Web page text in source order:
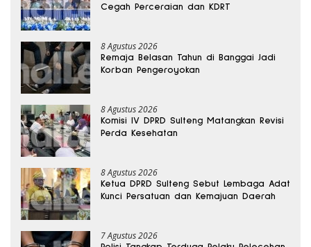
Cegah Perceraian dan KDRT
8 Agustus 2026
Remaja Belasan Tahun di Banggai Jadi
Korban Pengeroyokan
8 Agustus 2026
Komisi IV DPRD Sulteng Matangkan Revisi
Perda Kesehatan
8 Agustus 2026
Ketua DPRD Sulteng Sebut Lembaga Adat
Kunci Persatuan dan Kemajuan Daerah
7 Agustus 2026